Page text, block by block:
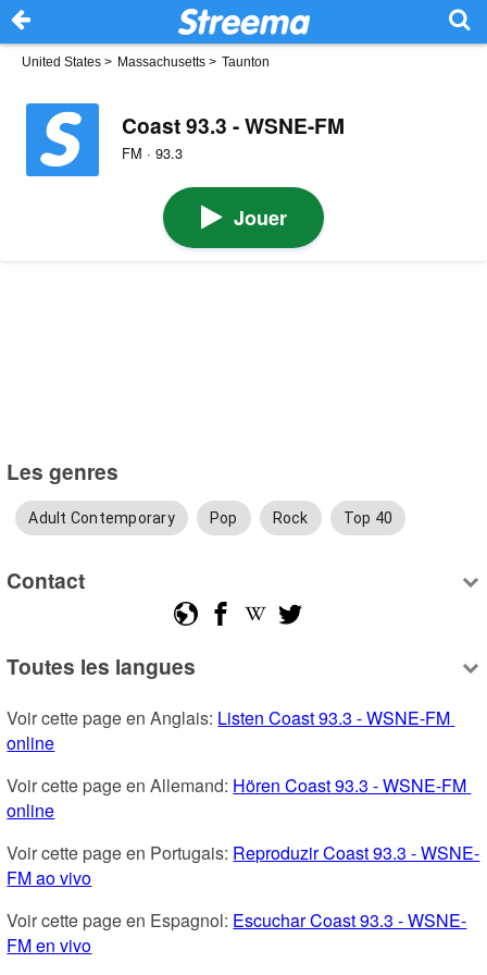
United States > Massachusetts > Taunton
Coast 93.3 - WSNE-FM
FM · 93.3
Jouer
Les genres
Adult Contemporary Pop Rock Top 40
Contact
Toutes les langues
Voir cette page en Anglais: Listen Coast 93.3 - WSNE-FM
online
Voir cette page en Allemand: Hören Coast 93.3 - WSNE-FM
online
Voir cette page en Portugais: Reproduzir Coast 93.3 - WSNE-
FM ao vivo
Voir cette page en Espagnol: Escuchar Coast 93.3 - WSNE-
FM en vivo